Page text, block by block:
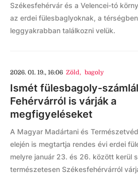
Székesfehérvár és a Velencei-tó
az erdei fülesbaglyoknak, a
leggyakrabban találkozni velük.
2026. 01. 19., 16:06 Zöld, bagoly
Ismét fülesbagoly-
Fehérvárról is várják a
megfigyeléseket
A Magyar Madártani és
elején is megtartja rendes évi erdei
melyre január 23. és 26. között kerül
természetesen Székesfehérvárról